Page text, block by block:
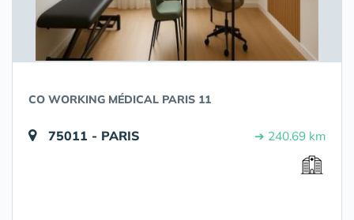
CO WORKING MÉDICAL PARIS 11
75011 - PARIS ➔ 240.69 km